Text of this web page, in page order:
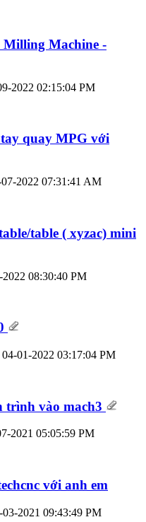
Machine -
2022 02:15:04 PM
quay MPG với
2022 07:31:41 AM
table ( xyzac) mini
2022 08:30:40 PM
04-01-2022 03:17:04 PM
trình vào mach3
2021 05:05:59 PM
với anh em
03-2021 09:43:49 PM